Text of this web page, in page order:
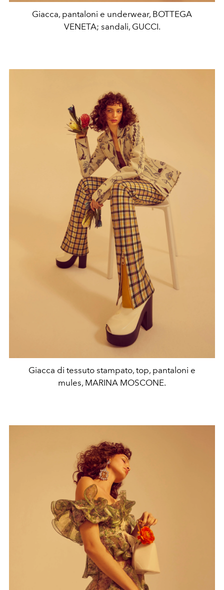
Giacca, pantaloni e underwear, BOTTEGA
VENETA; sandali, GUCCI.
Giacca di tessuto stampato, top, pantaloni e
mules, MARINA MOSCONE.